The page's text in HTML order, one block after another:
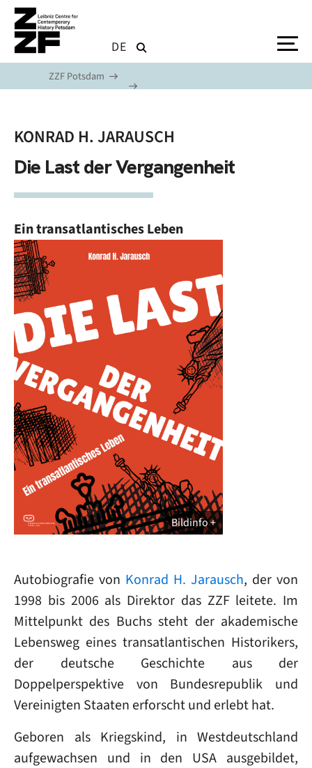
Skip to main content
DE
ZZF Potsdam
KONRAD H. JARAUSCH
Die Last der Vergangenheit
Ein transatlantisches Leben
Bildinfo
Autobiografie von Konrad H. Jarausch, der von
1998 bis 2006 als Direktor das ZZF leitete. Im
Mittelpunkt des Buchs steht der akademische
Lebensweg eines transatlantischen Historikers,
der deutsche Geschichte aus der
Doppelperspektive von Bundesrepublik und
Vereinigten Staaten erforscht und erlebt hat.
Geboren als Kriegskind, in Westdeutschland
aufgewachsen und in den USA ausgebildet,